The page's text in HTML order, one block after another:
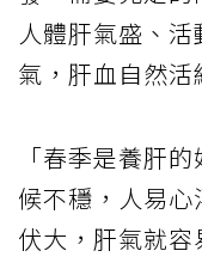
人體肝氣盛、
氣，肝血自然活
「春季是養肝
候不穩，人易
伏大，肝氣就